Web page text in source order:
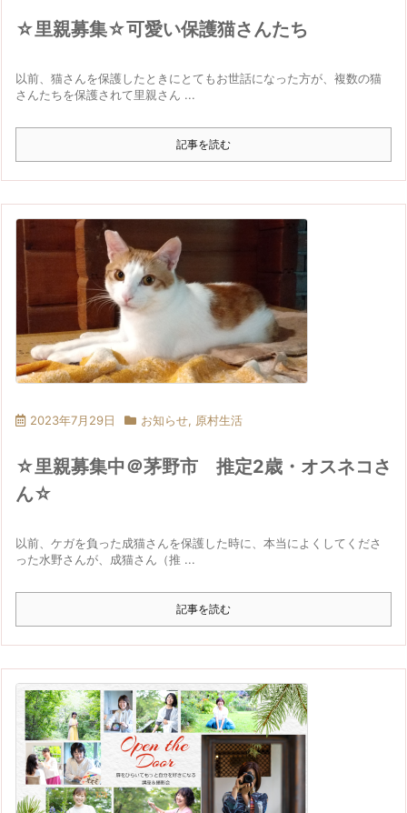
☆里親募集☆可愛い保護猫さんたち
以前、猫さんを保護したときにとてもお世話になった方が、複数の猫
さんたちを保護されて里親さん ...
記事を読む
2023年7月29日 お知らせ, 原村生活
☆里親募集中＠茅野市 推定2歳・オスネコさ
ん☆
以前、ケガを負った成猫さんを保護した時に、本当によくしてくださ
った水野さんが、成猫さん（推 ...
記事を読む